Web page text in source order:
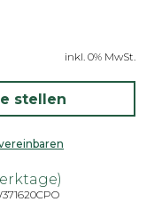
inkl. 0% MwSt.
stellen